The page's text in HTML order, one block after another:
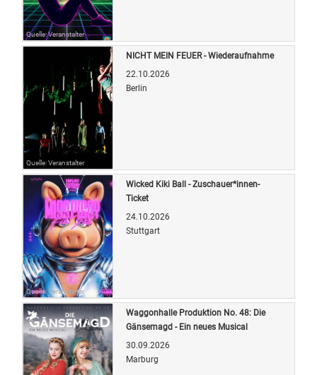
Quelle: Veranstalter
Quelle: Veranstalter
NICHT MEIN FEUER - Wiederaufnahme
22.10.2026
Berlin
Quelle: Veranstalter
Wicked Kiki Ball - Zuschauer*innen-
Ticket
24.10.2026
Stuttgart
Waggonhalle Produktion No. 48: Die
Gänsemagd - Ein neues Musical
30.09.2026
Marburg